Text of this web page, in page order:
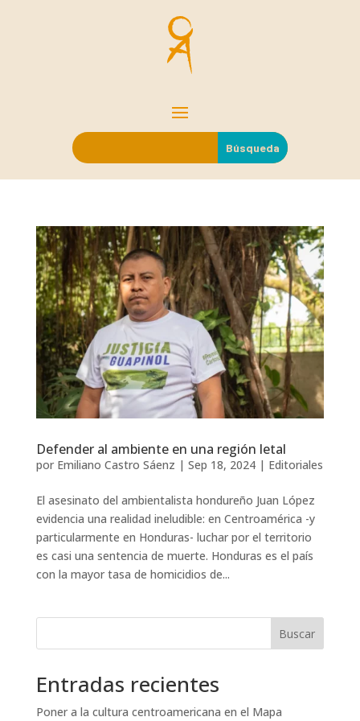
Defender al ambiente en una región letal
por Emiliano Castro Sáenz | Sep 18, 2024| Editoriales
El asesinato del ambientalista hondureño Juan López
evidencia una realidad ineludible: en Centroamérica -y
particularmente en Honduras- luchar por el territorio
es casi una sentencia de muerte. Honduras es el país
con la mayor tasa de homicidios de...
Buscar
Entradas recientes
Poner a la cultura centroamericana en el Mapa